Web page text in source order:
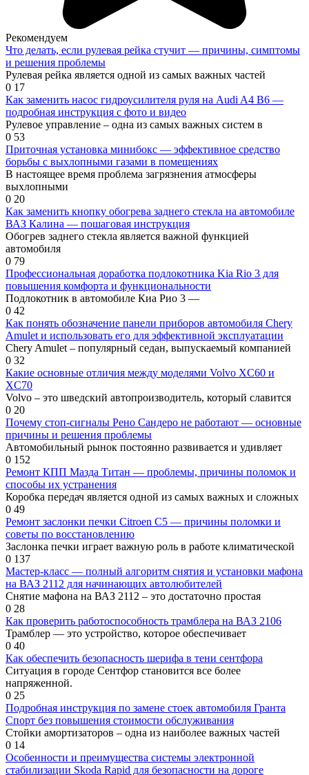
Рекомендуем
Что делать, если рулевая рейка стучит — причины, симптомы
и решения проблемы
Рулевая рейка является одной из самых важных частей
0 17
Как заменить насос гидроусилителя руля на Audi A4 B6 —
подробная инструкция с фото и видео
Рулевое управление – одна из самых важных систем в
0 53
Приточная установка минибокс — эффективное средство
борьбы с выхлопными газами в помещениях
В настоящее время проблема загрязнения атмосферы
выхлопными
0 20
Как заменить кнопку обогрева заднего стекла на автомобиле
ВАЗ Калина — пошаговая инструкция
Обогрев заднего стекла является важной функцией
автомобиля
0 79
Профессиональная доработка подлокотника Kia Rio 3 для
повышения комфорта и функциональности
Подлокотник в автомобиле Киа Рио 3 —
0 42
Как понять обозначение панели приборов автомобиля Chery
Amulet и использовать его для эффективной эксплуатации
Chery Amulet – популярный седан, выпускаемый компанией
0 32
Какие основные отличия между моделями Volvo XC60 и
XC70
Volvo – это шведский автопроизводитель, который славится
0 20
Почему стоп-сигналы Рено Сандеро не работают — основные
причины и решения проблемы
Автомобильный рынок постоянно развивается и удивляет
0 152
Ремонт КПП Мазда Титан — проблемы, причины поломок и
способы их устранения
Коробка передач является одной из самых важных и сложных
0 49
Ремонт заслонки печки Citroen C5 — причины поломки и
советы по восстановлению
Заслонка печки играет важную роль в работе климатической
0 137
Мастер-класс — полный алгоритм снятия и установки мафона
на ВАЗ 2112 для начинающих автолюбителей
Снятие мафона на ВАЗ 2112 – это достаточно простая
0 28
Как проверить работоспособность трамблера на ВАЗ 2106
Трамблер — это устройство, которое обеспечивает
0 40
Как обеспечить безопасность шерифа в тени сентфора
Ситуация в городе Сентфор становится все более
напряженной.
0 25
Подробная инструкция по замене стоек автомобиля Гранта
Спорт без повышения стоимости обслуживания
Стойки амортизаторов – одна из наиболее важных частей
0 14
Особенности и преимущества системы электронной
стабилизации Skoda Rapid для безопасности на дороге